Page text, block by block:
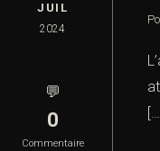
JUIL
2024
💬
0
Commentaire
[…]